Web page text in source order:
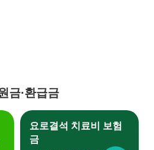
금·환급금
요로결석 치료비 보험
금